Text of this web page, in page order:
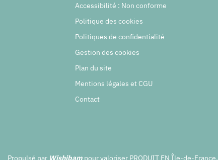
Accessibilité : Non conforme
Politique des cookies
Politiques de confidentialité
Gestion des cookies
Plan du site
Mentions légales et CGU
Contact
Propulsé par Wishibam pour valoriser PRODUIT EN Île-de-France.